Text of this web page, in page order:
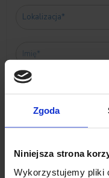
Zgoda
Niniejsza strona
Wykorzystujemy pliki